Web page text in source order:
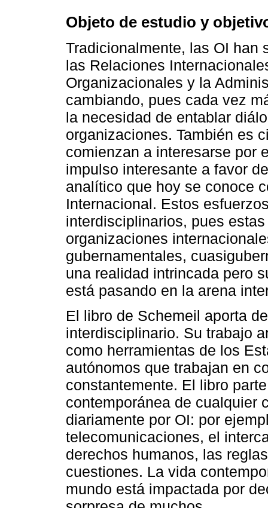
Objeto de estudio y
Tradicionalmente, las OI han
las Relaciones
Organizacionales y la
cambiando, pues cada vez
la necesidad de entablar
organizaciones. También es
comienzan a interesarse por
impulso interesante a favor
analítico que hoy se conoce
Internacional. Estos
interdisciplinarios, pues
organizaciones
gubernamentales,
una realidad intrincada pero
está pasando en la arena
El libro de Schemeil aporta
interdisciplinario. Su trabajo
como herramientas de los
autónomos que trabajan en
constantemente. El libro
contemporánea de cualquier
diariamente por OI: por
telecomunicaciones, el
derechos humanos, las
cuestiones. La vida
mundo está impactada por